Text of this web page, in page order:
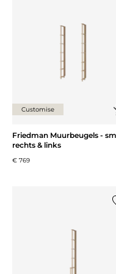
Customise
Friedman Muurbeugels -
rechts & links
€ 769